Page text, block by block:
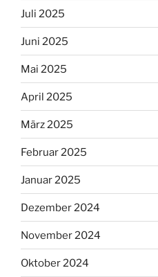
Juli 2025
Juni 2025
Mai 2025
April 2025
März 2025
Februar 2025
Januar 2025
Dezember 2024
November 2024
Oktober 2024